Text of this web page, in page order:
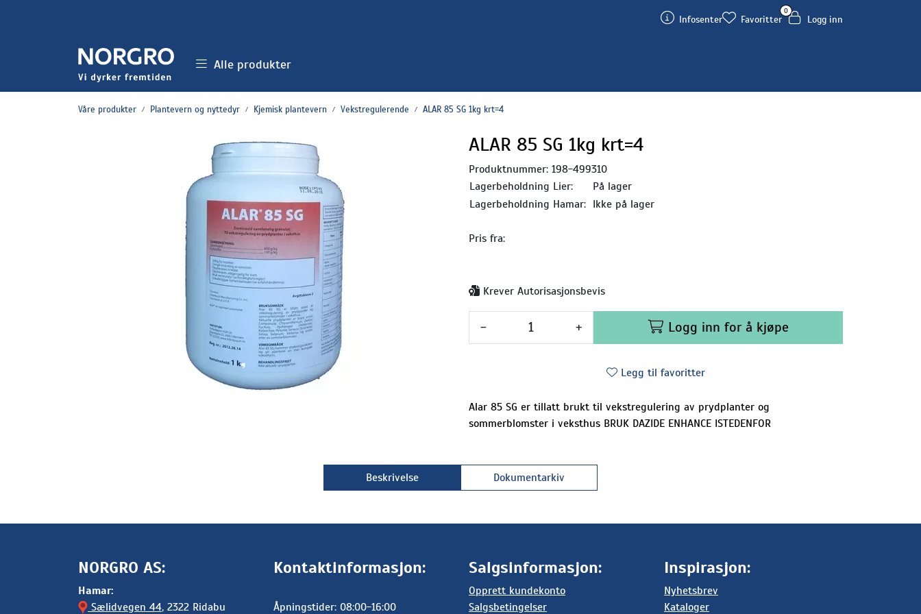
Infosenter
0
Favoritter Logg inn
Alle produkter
Våre produkter Plantevern og nyttedyr Kjemisk plantevern Vekstregulerende ALAR 85 SG 1kg krt=4
ALAR 85 SG 1kg krt=4
Produktnummer: 198-499310
Lagerbeholdning Lier:
På lager
Lagerbeholdning Hamar: Ikke på lager
Pris fra:
Krever Autorisasjonsbevis
- + Logg inn for å kjøpe
Legg til favoritter
Alar 85 SG er tillatt brukt til vekstregulering av prydplanter og
sommerblomster i veksthus BRUK DAZIDE ENHANCE ISTEDENFOR
Beskrivelse Dokumentarkiv
NORGRO AS:
Hamar:
Sælidvegen 44, 2322 Ridabu
Kontaktinformasjon:
Åpningstider: 08:00-16:00
Salgsinformasjon:
Opprett kundekonto
Salgsbetingelser
Inspirasjon:
Nyhetsbrev
Kataloger